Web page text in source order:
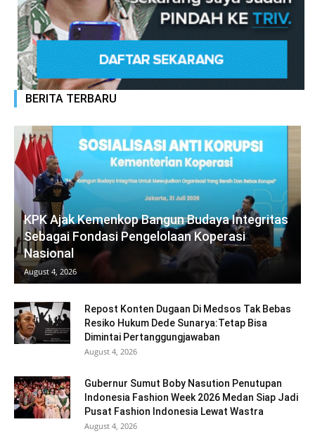
BERITA TERBARU
KPK Ajak Kemenkop Bangun Budaya Integritas
Sebagai Fondasi Pengelolaan Koperasi
Nasional
August 4, 2026
Repost Konten Dugaan Di Medsos Tak Bebas
Resiko Hukum Dede Sunarya:Tetap Bisa
Dimintai Pertanggungjawaban
August 4, 2026
Gubernur Sumut Boby Nasution Penutupan
Indonesia Fashion Week 2026 Medan Siap Jadi
Pusat Fashion Indonesia Lewat Wastra
August 4, 2026